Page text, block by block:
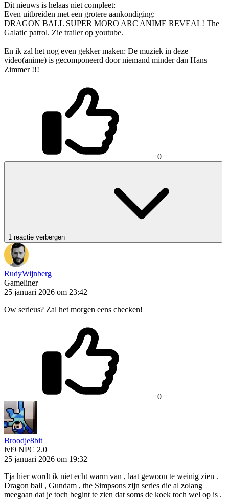
Dit nieuws is helaas niet compleet:
Even uitbreiden met een grotere aankondiging:
DRAGON BALL SUPER MORO ARC ANIME REVEAL! The
Galatic patrol. Zie trailer op youtube.
En ik zal het nog even gekker maken: De muziek in deze
video(anime) is gecomponeerd door niemand minder dan Hans
Zimmer !!!
0
1 reactie verbergen
RudyWijnberg
Gameliner
25 januari 2026 om 23:42
Ow serieus? Zal het morgen eens checken!
0
Broodje8bit
lvl9 NPC 2.0
25 januari 2026 om 19:32
Tja hier wordt ik niet echt warm van , laat gewoon te weinig zien .
Dragon ball , Gundam , the Simpsons zijn series die al zolang
meegaan dat je toch begint te zien dat soms de koek toch wel op is .